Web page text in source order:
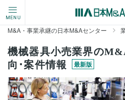
MENU
M&A・事業承継の日本M&Aセンター
機械器具小売業界の
向･案件情報
最新版